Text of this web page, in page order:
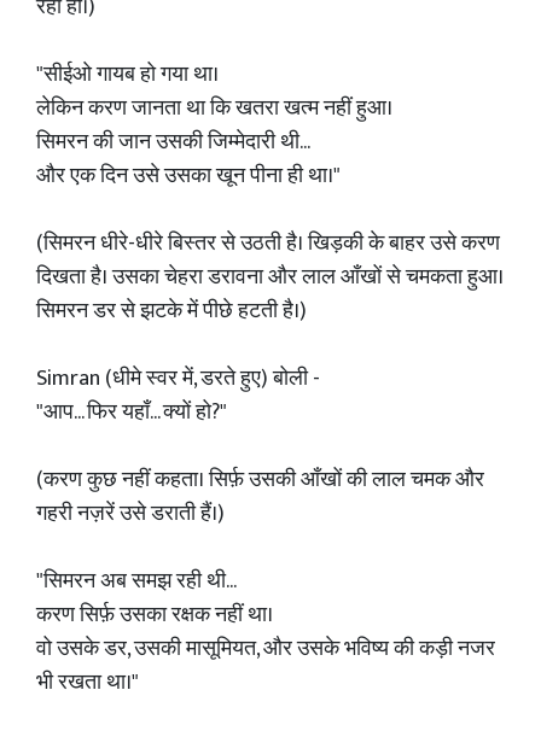
रहा हो।)
"सीईओ गायब हो गया था।
लेकिन करण जानता था कि खतरा खत्म नहीं हुआ।
सिमरन की जान उसकी जिम्मेदारी थी...
और एक दिन उसे उसका खून पीना ही था।"
(सिमरन धीरे-धीरे बिस्तर से उठती है। खिड़की के बाहर उसे करण
दिखता है। उसका चेहरा डरावना और लाल आँखों से चमकता हुआ।
सिमरन डर से झटके में पीछे हटती है।)
Simran (धीमे स्वर में, डरते हुए) बोली -
"आप... फिर यहाँ... क्यों हो?"
(करण कुछ नहीं कहता। सिर्फ़ उसकी आँखों की लाल चमक और
गहरी नज़रें उसे डराती हैं।)
"सिमरन अब समझ रही थी...
करण सिर्फ़ उसका रक्षक नहीं था।
वो उसके डर, उसकी मासूमियत, और उसके भविष्य की कड़ी नजर
भी रखता था।"